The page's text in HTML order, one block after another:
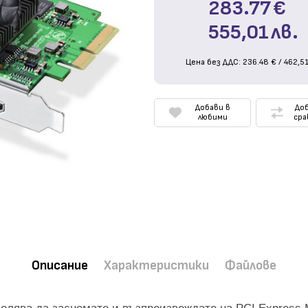
283.77€
555,01лв.
Цена без ДДС: 236.48 € / 462,51
Добави в
любими
Описание Характеристики Файлове